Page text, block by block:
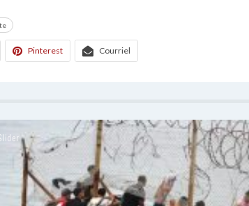
Pinterest Courriel